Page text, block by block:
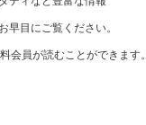
早目にご覧ください。
会員が読むことができます。